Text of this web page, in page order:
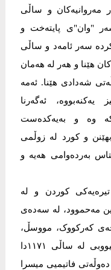
مەروانیەکان و ساڵی
سەر "وان"ی پایتەخت و
سەر ئامەد و ساڵی
هێنا و هەر لە هەمان
بە دەوڵەتی شەدادی هێنا. ئەمە
ئەگەرنا
وە و بەیەکدەست
و کورد لە زوڵمی
بەردەوامی هەیە و
تیرەیەکی کوردن و لە
مەحموود، لە سەدەی
کەرکووک، مووسڵ،
حەلەب دامەزراند. سەڵاحەددینی ئەییووبی لە ساڵی ١١٧١دا
فاتیمیی میسرا